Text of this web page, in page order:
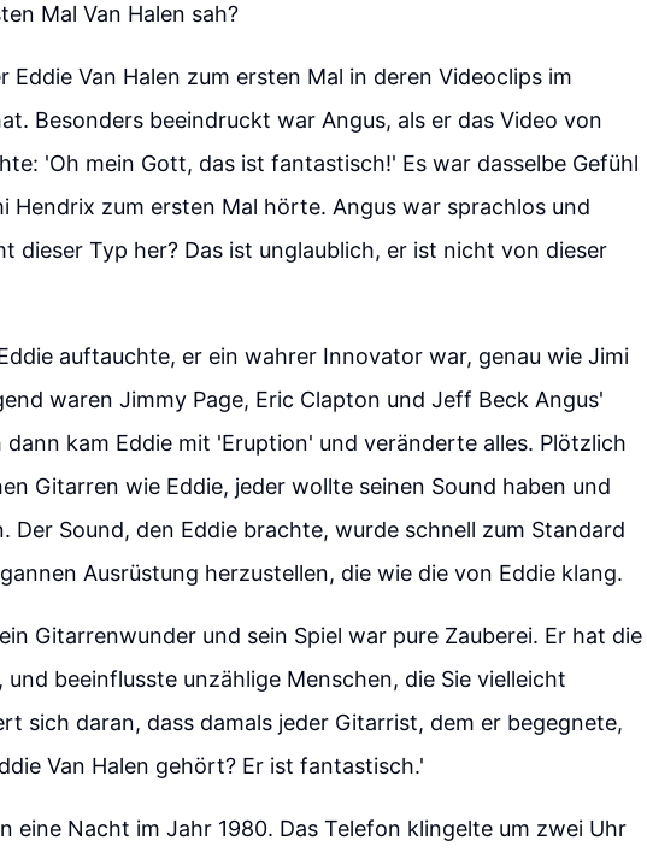
Mal Van Halen sah?
Eddie Van Halen zum ersten Mal in deren Videoclips im
Besonders beeindruckt war Angus, als er das Video von
'Oh mein Gott, das ist fantastisch!' Es war dasselbe Gefühl
Hendrix zum ersten Mal hörte. Angus war sprachlos und
dieser Typ her? Das ist unglaublich, er ist nicht von dieser
auftauchte, er ein wahrer Innovator war, genau wie Jimi
waren Jimmy Page, Eric Clapton und Jeff Beck Angus'
kam Eddie mit 'Eruption' und veränderte alles. Plötzlich
Gitarren wie Eddie, jeder wollte seinen Sound haben und
Der Sound, den Eddie brachte, wurde schnell zum Standard
Ausrüstung herzustellen, die wie die von Eddie klang.
Gitarrenwunder und sein Spiel war pure Zauberei. Er hat die
beeinflusste unzählige Menschen, die Sie vielleicht
sich daran, dass damals jeder Gitarrist, dem er begegnete,
Van Halen gehört? Er ist fantastisch.'
eine Nacht im Jahr 1980. Das Telefon klingelte um zwei Uhr